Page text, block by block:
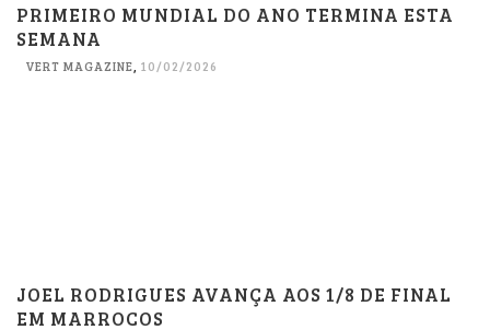
PRIMEIRO MUNDIAL DO ANO TERMINA ESTA
SEMANA
VERT MAGAZINE 10/02/2026
JOEL RODRIGUES AVANÇA AOS 1/8 DE FINAL
EM MARROCOS